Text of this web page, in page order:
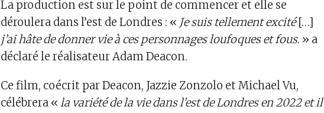
La production est sur le point de commencer et elle se
déroulera dans l’est de Londres : « Je suis tellement excité[…]
j’ai hâte de donner vie à ces personnages loufoques et fous. » a
déclaré le réalisateur Adam Deacon.
Ce film, coécrit par Deacon, Jazzie Zonzolo et Michael Vu,
célébrera «la variété de la vie dans l’est de Londres en 2022 et il